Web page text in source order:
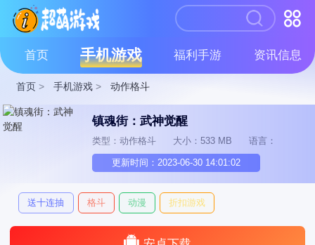
首页 手机游戏 福利手游 资讯信息
首页 > 手机游戏 > 动作格斗
镇魂街：武神觉醒
类型：动作格斗 大小：533 MB 语言：
更新时间：2023-06-30 14:01:02
送十连抽 格斗 动漫 折扣游戏